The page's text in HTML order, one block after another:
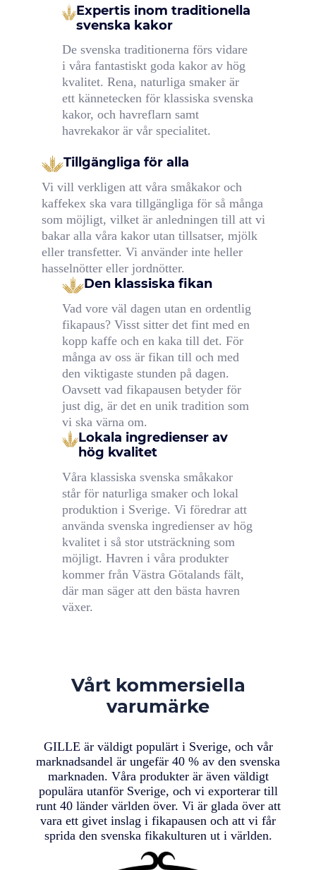
Expertis inom traditionella
svenska kakor
De svenska traditionerna förs vidare
i våra fantastiskt goda kakor av hög
kvalitet. Rena, naturliga smaker är
ett kännetecken för klassiska svenska
kakor, och havreflarn samt
havrekakor är vår specialitet.
Tillgängliga för alla
Vi vill verkligen att våra småkakor och
kaffekex ska vara tillgängliga för så många
som möjligt, vilket är anledningen till att vi
bakar alla våra kakor utan tillsatser, mjölk
eller transfetter. Vi använder inte heller
hasselnötter eller jordnötter.
Den klassiska fikan
Vad vore väl dagen utan en ordentlig
fikapaus? Visst sitter det fint med en
kopp kaffe och en kaka till det. För
många av oss är fikan till och med
den viktigaste stunden på dagen.
Oavsett vad fikapausen betyder för
just dig, är det en unik tradition som
vi ska värna om.
Lokala ingredienser av
hög kvalitet
Våra klassiska svenska småkakor
står för naturliga smaker och lokal
produktion i Sverige. Vi föredrar att
använda svenska ingredienser av hög
kvalitet i så stor utsträckning som
möjligt. Havren i våra produkter
kommer från Västra Götalands fält,
där man säger att den bästa havren
växer.
Vårt kommersiella
varumärke
GILLE är väldigt populärt i Sverige, och vår
marknadsandel är ungefär 40 % av den svenska
marknaden. Våra produkter är även väldigt
populära utanför Sverige, och vi exporterar till
runt 40 länder världen över. Vi är glada över att
vara ett givet inslag i fikapausen och att vi får
sprida den svenska fikakulturen ut i världen.